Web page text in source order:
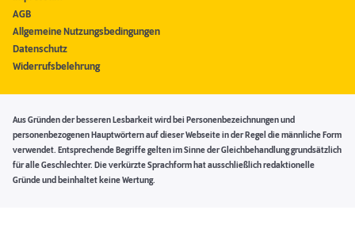
AGB
Allgemeine Nutzungsbedingungen
Datenschutz
Widerrufsbelehrung
Aus Gründen der besseren Lesbarkeit wird bei Personenbezeichnungen und
personenbezogenen Hauptwörtern auf dieser Webseite in der Regel die männliche Form
verwendet. Entsprechende Begriffe gelten im Sinne der Gleichbehandlung grundsätzlich
für alle Geschlechter. Die verkürzte Sprachform hat ausschließlich redaktionelle
Gründe und beinhaltet keine Wertung.